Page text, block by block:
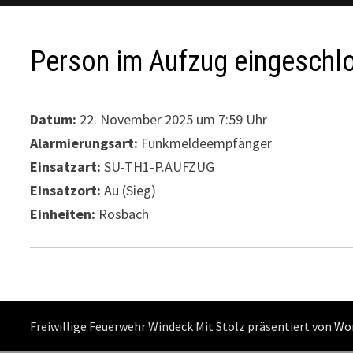
Person im Aufzug
Datum: 22. November 2025 um 7:59 Uhr
Alarmierungsart: Funkmeldeempfänger
Einsatzart: SU-TH1-P.AUFZUG
Einsatzort: Au (Sieg)
Einheiten: Rosbach
Freiwillige Feuerwehr Windeck Mit Stolz präsentiert von